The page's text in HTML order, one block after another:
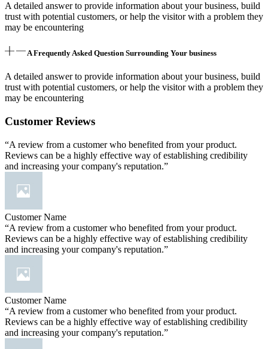
A detailed answer to provide information about your business, build
trust with potential customers, or help the visitor with a problem they
may be encountering
A Frequently Asked Question Surrounding Your business
A detailed answer to provide information about your business, build
trust with potential customers, or help the visitor with a problem they
may be encountering
Customer Reviews
“A review from a customer who benefited from your product.
Reviews can be a highly effective way of establishing credibility
and increasing your company's reputation.”
Customer Name
“A review from a customer who benefited from your product.
Reviews can be a highly effective way of establishing credibility
and increasing your company's reputation.”
Customer Name
“A review from a customer who benefited from your product.
Reviews can be a highly effective way of establishing credibility
and increasing your company's reputation.”